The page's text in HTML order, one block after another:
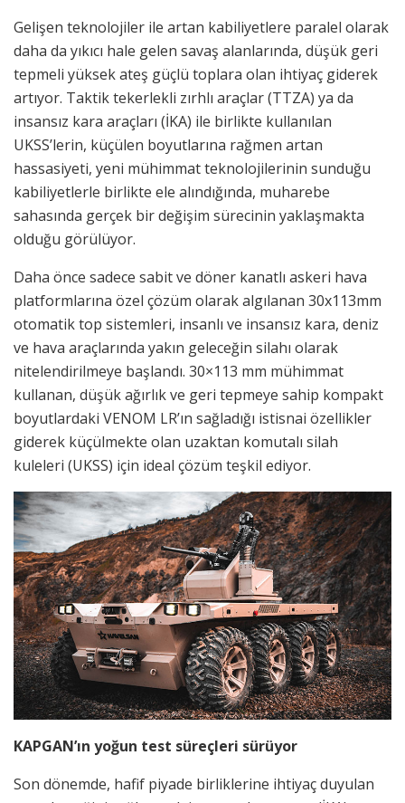
Gelişen teknolojiler ile artan kabiliyetlere paralel olarak
daha da yıkıcı hale gelen savaş alanlarında, düşük geri
tepmeli yüksek ateş güçlü toplara olan ihtiyaç giderek
artıyor. Taktik tekerlekli zırhlı araçlar (TTZA) ya da
insansız kara araçları (İKA) ile birlikte kullanılan
UKSS’lerin, küçülen boyutlarına rağmen artan
hassasiyeti, yeni mühimmat teknolojilerinin sunduğu
kabiliyetlerle birlikte ele alındığında, muharebe
sahasında gerçek bir değişim sürecinin yaklaşmakta
olduğu görülüyor.
Daha önce sadece sabit ve döner kanatlı askeri hava
platformlarına özel çözüm olarak algılanan 30x113mm
otomatik top sistemleri, insanlı ve insansız kara, deniz
ve hava araçlarında yakın geleceğin silahı olarak
nitelendirilmeye başlandı. 30×113 mm mühimmat
kullanan, düşük ağırlık ve geri tepmeye sahip kompakt
boyutlardaki VENOM LR’ın sağladığı istisnai özellikler
giderek küçülmekte olan uzaktan komutalı silah
kuleleri (UKSS) için ideal çözüm teşkil ediyor.
KAPGAN’ın yoğun test süreçleri sürüyor
Son dönemde, hafif piyade birliklerine ihtiyaç duyulan